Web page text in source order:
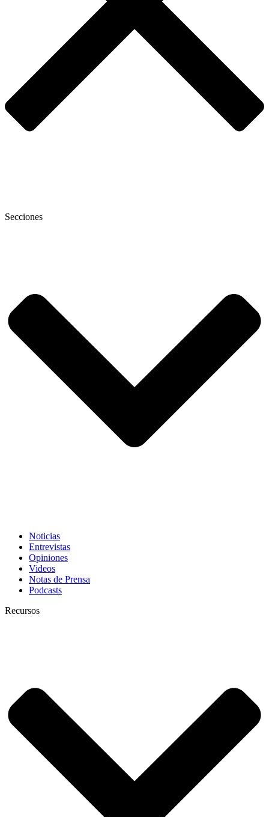
Secciones
Noticias
Entrevistas
Opiniones
Videos
Notas de Prensa
Podcasts
Recursos